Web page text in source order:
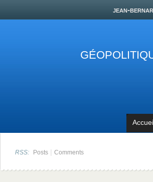
jean-
RSS: Posts | Comments